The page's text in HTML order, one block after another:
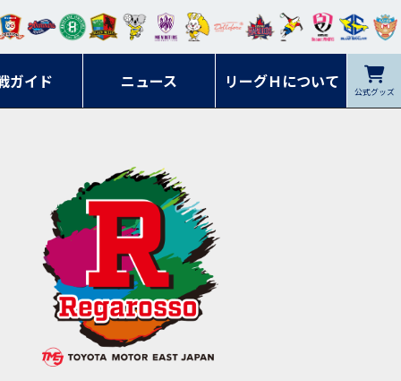
ガイド ニュース リーグＨについて 公式グッズ
ネ コラ
ンマ
ーレ
ービ
ー石
ック 名古
オレ
ット
ツ
フォ
ーレ
岡山
イプ
ルレ
ッズ
シラ トピ
ンデ
ィー
クヤ
鹿児
島